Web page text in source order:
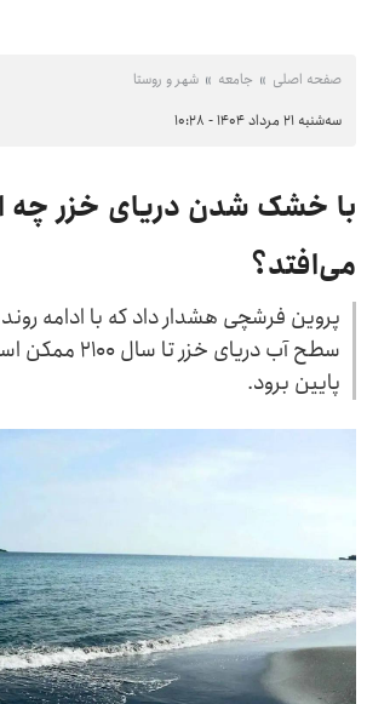
صفحه اصلی جامعه شهر و روستا
سه‌شنبه ۲۱ مرداد ۱۴۰۴ - ۱۰:۲۸
با خشک شدن دریای خزر چه
می‌افتد؟
پروین فرشچی هشدار داد که با ادامه
پایین برود.